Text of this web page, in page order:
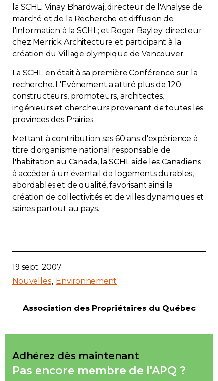
la SCHL; Vinay Bhardwaj, directeur de l'Analyse de
marché et de la Recherche et diffusion de
l'information à la SCHL; et Roger Bayley, directeur
chez Merrick Architecture et participant à la
création du Village olympique de Vancouver.
La SCHL en était à sa première Conférence sur la
recherche. L'Evénement a attiré plus de 120
constructeurs, promoteurs, architectes,
ingénieurs et chercheurs provenant de toutes les
provinces des Prairies.
Mettant à contribution ses 60 ans d'expérience à
titre d'organisme national responsable de
l'habitation au Canada, la SCHL aide les Canadiens
à accéder à un éventail de logements durables,
abordables et de qualité, favorisant ainsi la
création de collectivités et de villes dynamiques et
saines partout au pays.
19 sept. 2007
Nouvelles Environnement
Association des Propriétaires du Québec
Adhérez dès maintenant
Pas encore membre de l'APQ ?